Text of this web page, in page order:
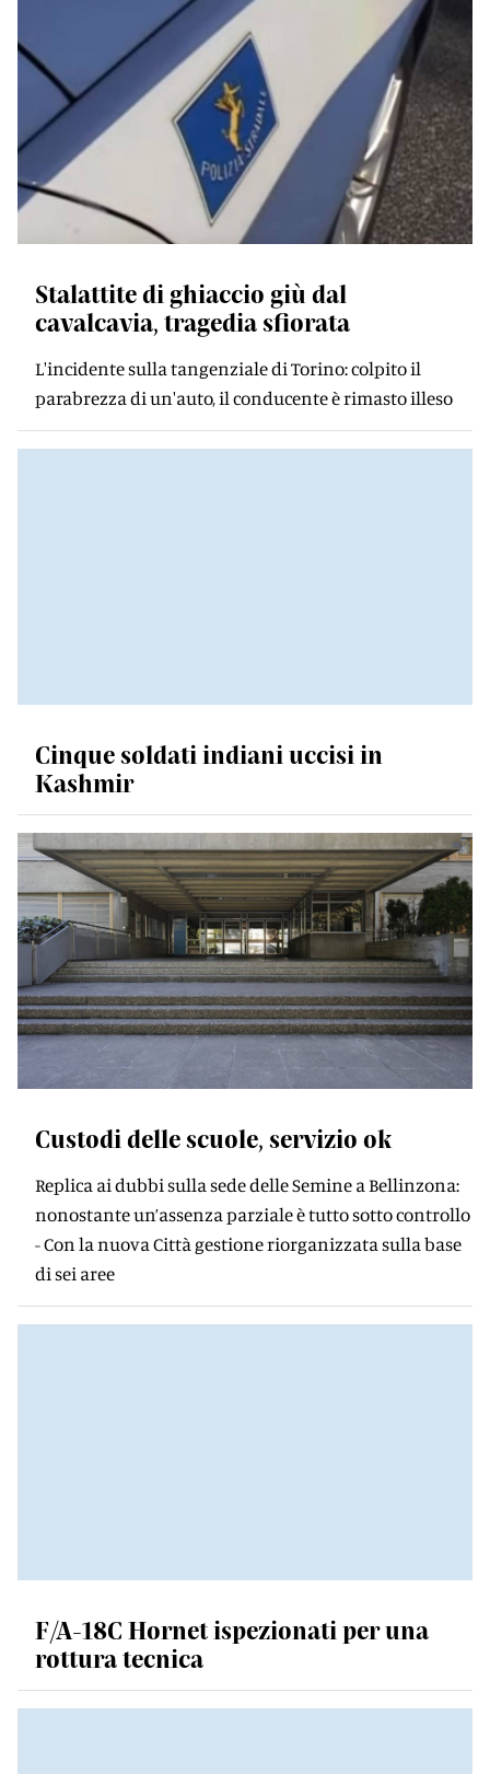
Stalattite di ghiaccio giù dal
cavalcavia, tragedia sfiorata
L'incidente sulla tangenziale di Torino: colpito il
parabrezza di un'auto, il conducente è rimasto illeso
Cinque soldati indiani uccisi in
Kashmir
Custodi delle scuole, servizio ok
Replica ai dubbi sulla sede delle Semine a Bellinzona:
nonostante un’assenza parziale è tutto sotto controllo
- Con la nuova Città gestione riorganizzata sulla base
di sei aree
F/A-18C Hornet ispezionati per una
rottura tecnica